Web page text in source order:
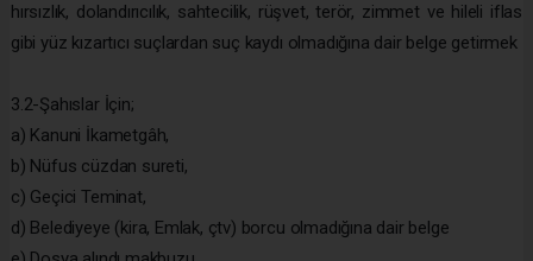
hırsızlık, dolandırıcılık, sahtecilik, rüşvet, terör, zimmet ve hileli iflas
gibi yüz kızartıcı suçlardan suç kaydı olmadığına dair belge getirmek
3.2-Şahıslar İçin;
a) Kanuni İkametgâh,
b) Nüfus cüzdan sureti,
c) Geçici Teminat,
d) Belediyeye (kira, Emlak, çtv) borcu olmadığına dair belge